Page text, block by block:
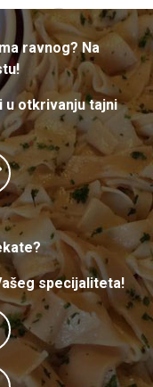
ravnog? Na
u otkrivanju tajni
specijaliteta!